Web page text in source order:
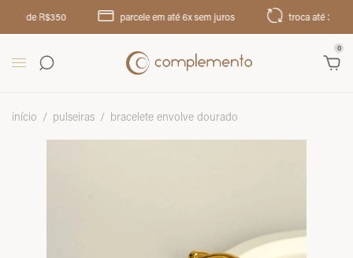
de R$350 parcele em até 6x sem juros troca até 30 dias
0
início / pulseiras / bracelete envolve dourado